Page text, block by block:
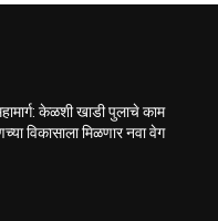
केळशी खाडी पुलाचे काम
विकासाला मिळणार नवा वेग